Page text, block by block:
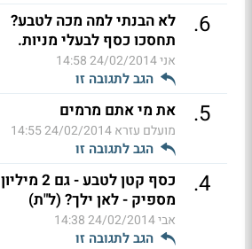
6
.
לא הבנתי למה מכה לטבע?
תחסכו כסף לבעלי מניות.
אני24/02/2014 14:58
הגב לתגובה זו
5
. את מי אתם מרמים
מועלם עזרא24/02/2014 14:55
הגב לתגובה זו
4
.
כסף קטן לטבע - גם 2 מיליון
מספיק - לאן ילך? (ל"ת)
אבי24/02/2014 14:38
הגב לתגובה זו